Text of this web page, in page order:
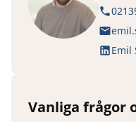
Emil
Vanliga frågor